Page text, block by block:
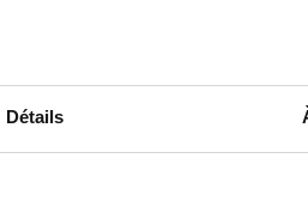
Détails
pour les cadres
l’intelligence artificielle et à
cruciale, cette formation
Plutôt que de se concentrer
sur une approche